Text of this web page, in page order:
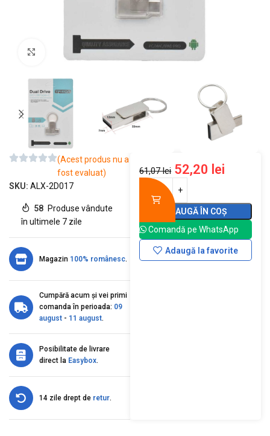
Mărește imaginea
(Acest produs nu a
fost evaluat)
SKU: ALX-2D017
58 Produse vândute
în ultimele 7 zile
Magazin 100% românesc.
Cumpără acum și vei primi
comanda în perioada: 09
august - 11 august.
Posibilitate de livrare
direct la Easybox.
14 zile drept de retur.
61,07lei 52,20 lei
ADAUGĂ ÎN COȘ
Comandă pe WhatsApp
Adaugă la favorite